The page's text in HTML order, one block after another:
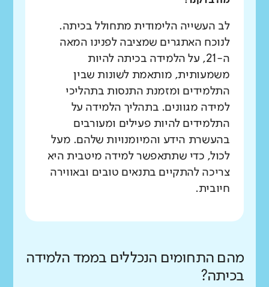
לב העשייה הלימודית מתחולל בכיתה.
לנוכח האתגרים שמציבה לפנינו המאה
ה-21, על הלמידה בכיתה להיות
משמעותית, מותאמת לשונות שבין
התלמידים ומזמנת התנסות בתהליכי
למידה מגוונים. בתהליך הלמידה על
התלמידים להיות פעילים ומעורבים
בהעשרת הידע והמיומנויות שלהם. מעל
לכול, כדי שתתאפשר למידה מיטבית היא
צריכה להתקיים בתנאים טובים ובאווירה
חיובית.
מהם התחומים הנכללים בממד הלמידה
בכיתה?